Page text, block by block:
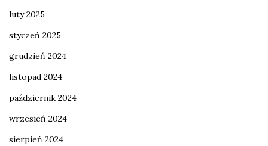
luty 2025
styczeń 2025
grudzień 2024
listopad 2024
październik 2024
wrzesień 2024
sierpień 2024